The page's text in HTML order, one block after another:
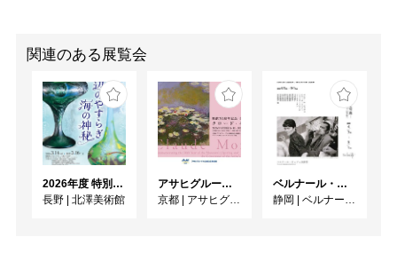
関連のある展覧会
2026年度 特別展「ガレとドーム、アール･ヌーヴォーのガラス 水辺のやすらぎ、海の神秘」
長野 | 北澤美術館
アサヒグループ大山崎山荘美術館 開館30周年記念展「没後100年 クロード・モネ」
京都 | アサヒグループ大山崎山荘美術館
ベルナール・ビュフェと写真 ーカメラがとらえたビュフェとその時代、そして21 世紀へ
静岡 | ベルナール・ビュフェ美術館